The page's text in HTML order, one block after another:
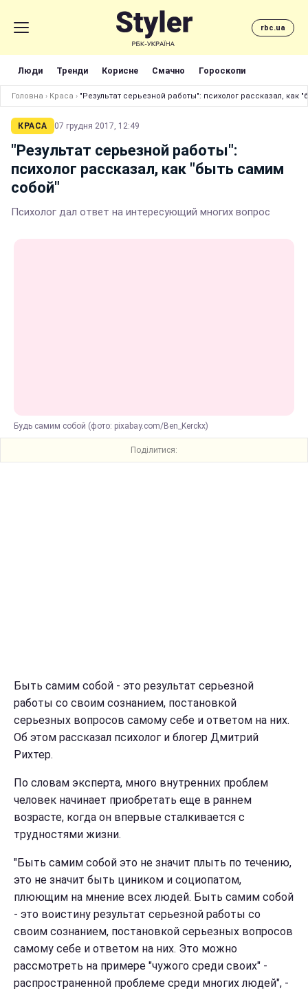
rbc.ua
Люди Тренди Корисне Смачно Гороскопи
Головна › Краса › "Результат серьезной работы": психолог рассказал, как
КРАСА 07 грудня 2017, 12:49
"Результат серьезной работы":
психолог рассказал, как "быть самим
собой"
Психолог дал ответ на интересующий многих вопрос
Будь самим собой (фото: pixabay.com/Ben_Kerckx)
Поділитися:
Быть самим собой - это результат серьезной
работы со своим сознанием, постановкой
серьезных вопросов самому себе и ответом на них.
Об этом рассказал психолог и блогер Дмитрий
Рихтер.
По словам эксперта, много внутренних проблем
человек начинает приобретать еще в раннем
возрасте, когда он впервые сталкивается с
трудностями жизни.
"Быть самим собой это не значит плыть по течению,
это не значит быть циником и социопатом,
плюющим на мнение всех людей. Быть самим собой
- это воистину результат серьезной работы со
своим сознанием, постановкой серьезных вопросов
самому себе и ответом на них. Это можно
рассмотреть на примере "чужого среди своих" -
распространенной проблеме среди многих людей", -